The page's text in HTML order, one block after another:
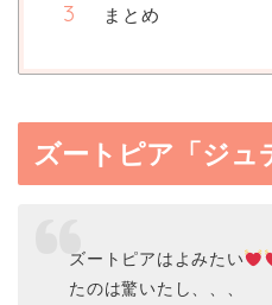
まとめ
ズートピア「ジュ
ズートピアはよみたい
たのは驚いたし、、、